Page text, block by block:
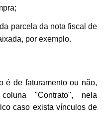
parcela da nota fiscal de
por exemplo.
é de faturamento ou não,
"Contrato", nela
caso exista vínculos de